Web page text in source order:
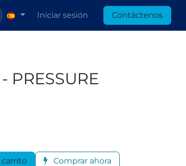
Iniciar sesión Contáctenos
PRESSURE
carrito Comprar ahora